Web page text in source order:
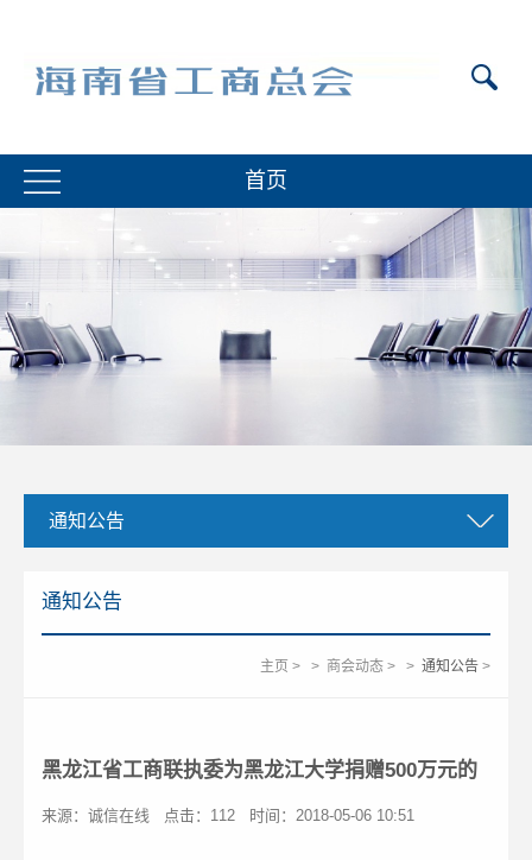
首页
通知公告
通知公告
主页 > > 商会动态 > > 通知公告 >
黑龙江省工商联执委为黑龙江大学捐赠500万元的
来源：诚信在线 点击： 112 时间：2018-05-06 10:51